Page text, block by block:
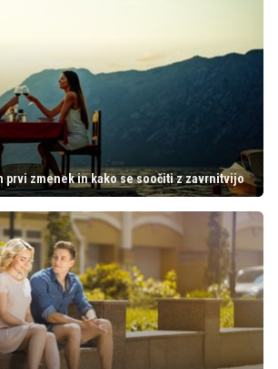
prvi zmenek in kako se soočiti z zavrnitvijo